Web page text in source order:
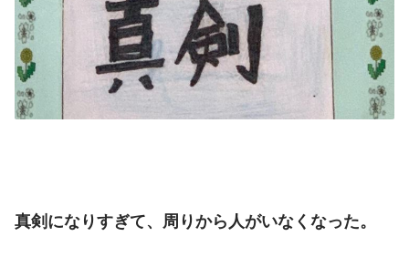
真剣になりすぎて、周りから人がいなくなった。